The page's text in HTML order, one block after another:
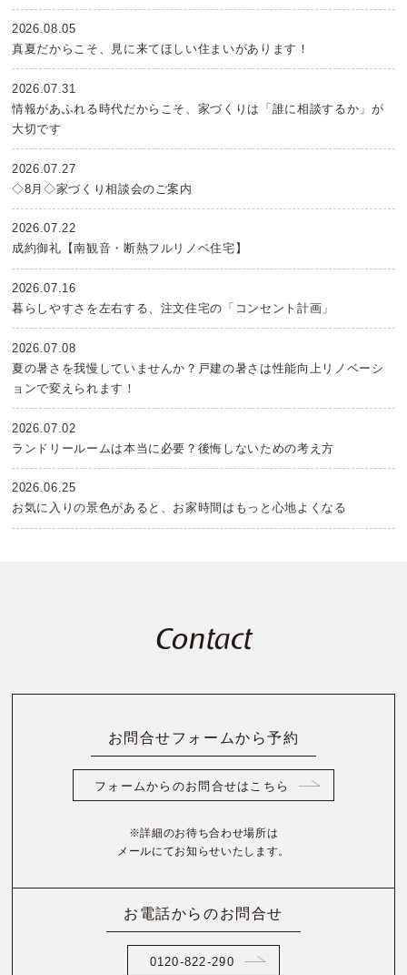
2026.08.05
真夏だからこそ、見に来てほしい住まいがあります！
2026.07.31
情報があふれる時代だからこそ、家づくりは「誰に相談するか」が
大切です
2026.07.27
◇8月◇家づくり相談会のご案内
2026.07.22
成約御礼【南観音・断熱フルリノベ住宅】
2026.07.16
暮らしやすさを左右する、注文住宅の「コンセント計画」
2026.07.08
夏の暑さを我慢していませんか？戸建の暑さは性能向上リノベーシ
ョンで変えられます！
2026.07.02
ランドリールームは本当に必要？後悔しないための考え方
2026.06.25
お気に入りの景色があると、お家時間はもっと心地よくなる
Contact
お問合せフォームから予約
フォームからのお問合せはこちら
※詳細のお待ち合わせ場所は
メールにてお知らせいたします。
お電話からのお問合せ
0120-822-290